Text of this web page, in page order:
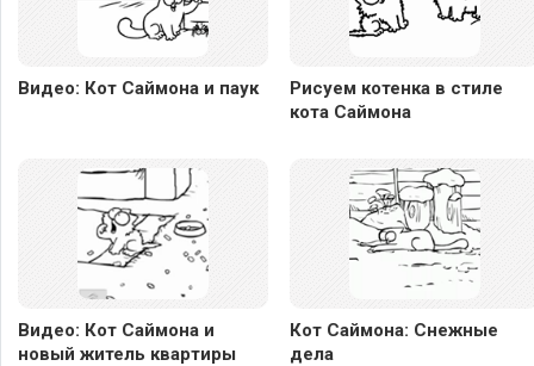
Видео: Кот Саймона и паук
Рисуем котенка в стиле
кота Саймона
Видео: Кот Саймона и
новый житель квартиры
Кот Саймона: Снежные
дела